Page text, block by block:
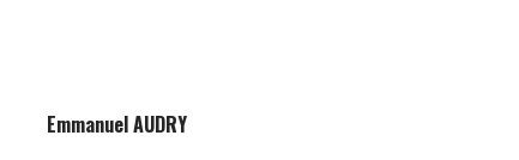
Emmanuel AUDRY